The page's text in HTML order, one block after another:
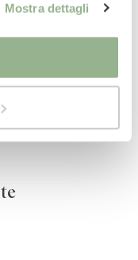
Mostra dettagli
al